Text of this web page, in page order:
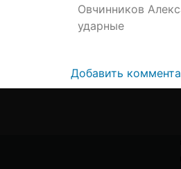
Овчинников
ударные
Добавить